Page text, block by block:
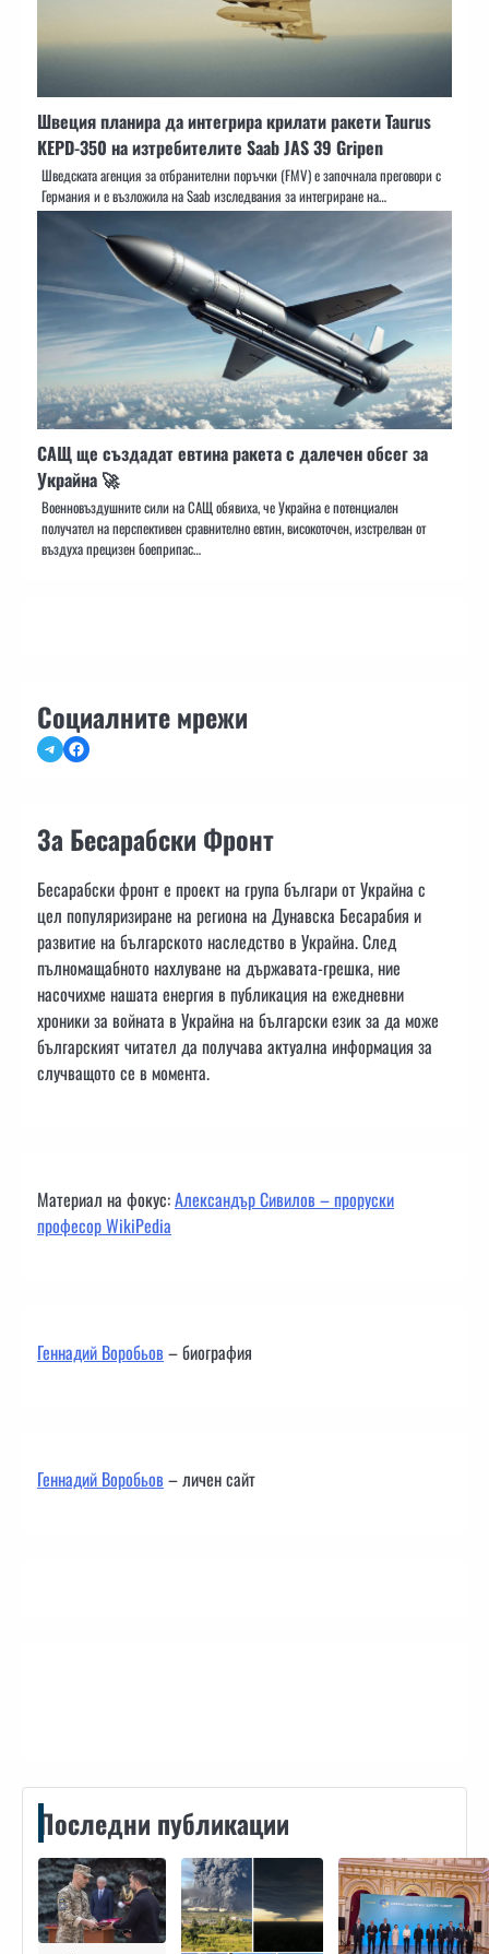
Швеция планира да интегрира крилати ракети Taurus
KEPD-350 на изтребителите Saab JAS 39 Gripen
Шведската агенция за отбранителни поръчки (FMV) е започнала преговори с
Германия и е възложила на Saab изследвания за интегриране на…
САЩ ще създадат евтина ракета с далечен обсег за
Украйна 🚀
Военновъздушните сили на САЩ обявиха, че Украйна е потенциален
получател на перспективен сравнително евтин, високоточен, изстрелван от
въздуха прецизен боеприпас…
Социалните мрежи
TelegramFacebook
За Бесарабски Фронт
Бесарабски фронт е проект на група българи от Украйна с
цел популяризиране на региона на Дунавска Бесарабия и
развитие на българското наследство в Украйна. След
пълномащабното нахлуване на държавата-грешка, ние
насочихме нашата енергия в публикация на ежедневни
хроники за войната в Украйна на български език за да може
българският читател да получава актуална информация за
случващото се в момента.
Материал на фокус:Александър Сивилов – проруски
професор WikiPedia
Геннадий Воробьов– биография
Геннадий Воробьов– личен сайт
Последни публикации